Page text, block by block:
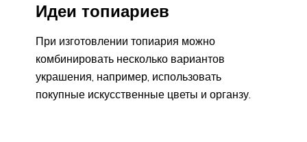
Идеи топиариев
При изготовлении топиария можно
комбинировать несколько вариантов
украшения, например, использовать
покупные искусственные цветы и органзу.